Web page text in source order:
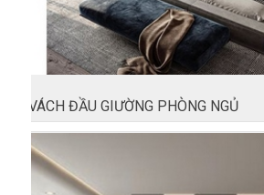
VÁCH ĐẦU GIƯỜNG PHÒNG NGỦ